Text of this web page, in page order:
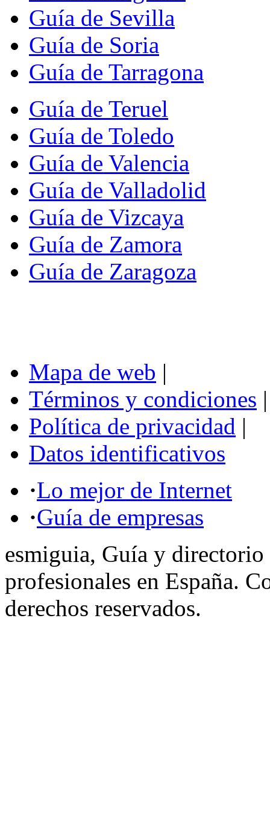
Guía de Sevilla
Guía de Soria
Guía de Tarragona
Guía de Teruel
Guía de Toledo
Guía de Valencia
Guía de Valladolid
Guía de Vizcaya
Guía de Zamora
Guía de Zaragoza
Mapa de web |
Términos y condiciones |
Política de privacidad |
Datos identificativos
·Lo mejor de Internet
·Guía de empresas
esmiguia, Guía y directorio
profesionales en España.
derechos reservados.